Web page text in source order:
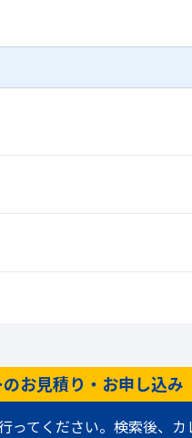
お見積り・お申し込み
ってください。検索後、